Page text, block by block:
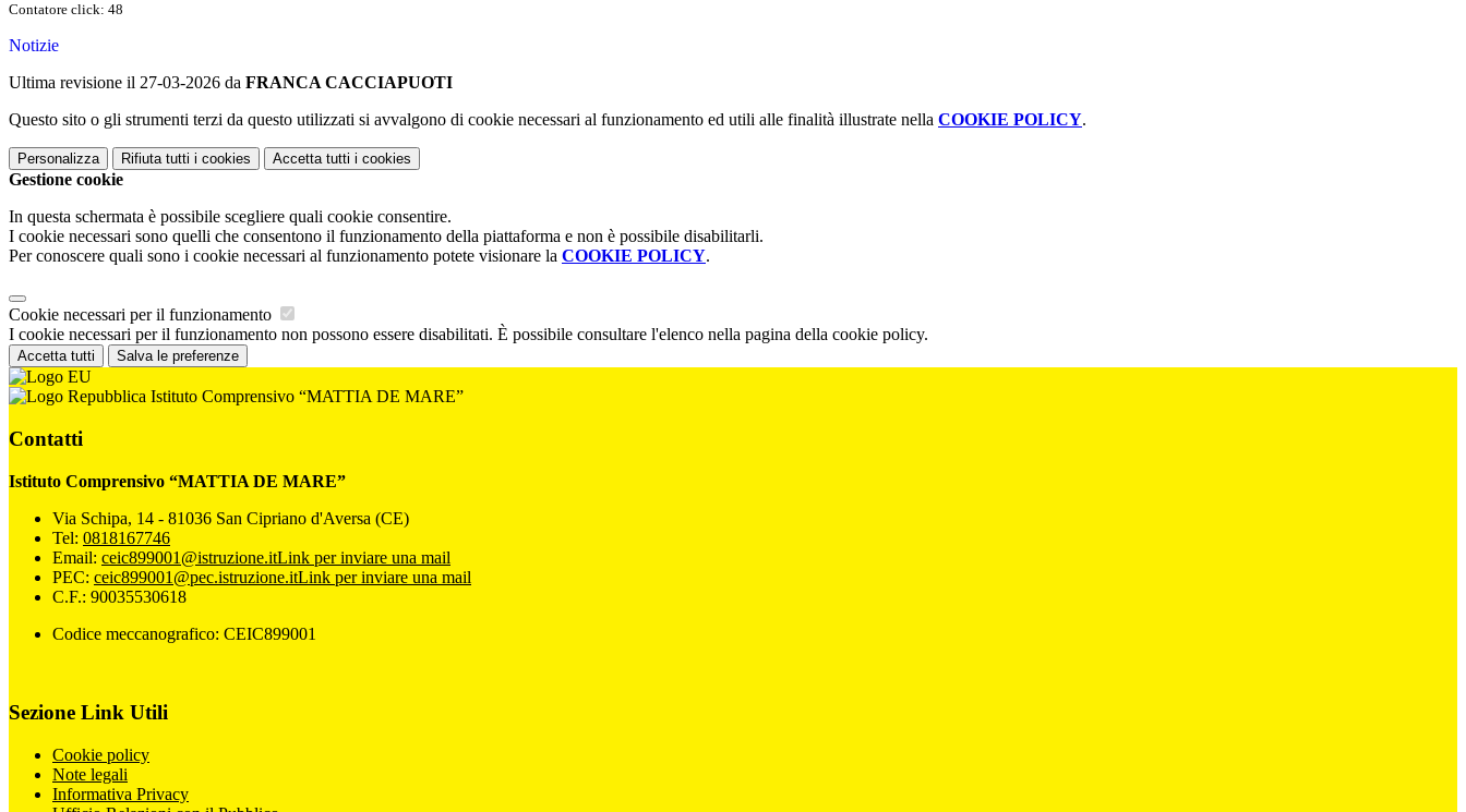
Contatore click: 48
Notizie
Ultima revisione il 27-03-2026 da FRANCA CACCIAPUOTI
Questo sito o gli strumenti terzi da questo utilizzati si avvalgono di cookie necessari al funzionamento ed utili alle finalità illustrate nella COOKIE POLICY.
Personalizza Rifiuta tutti i cookies Accetta tutti i cookies
Gestione cookie
In questa schermata è possibile scegliere quali cookie consentire.
I cookie necessari sono quelli che consentono il funzionamento della piattaforma e non è possibile disabilitarli.
Per conoscere quali sono i cookie necessari al funzionamento potete visionare la COOKIE POLICY.
Cookie necessari per il funzionamento
I cookie necessari per il funzionamento non possono essere disabilitati. È possibile consultare l'elenco nella pagina della cookie policy.
Accetta tutti Salva le preferenze
Istituto Comprensivo “MATTIA DE MARE”
Contatti
Istituto Comprensivo “MATTIA DE MARE”
Via Schipa, 14 - 81036 San Cipriano d'Aversa (CE)
Tel: 0818167746
Email: ceic899001@istruzione.itLink per inviare una mail
PEC: ceic899001@pec.istruzione.itLink per inviare una mail
C.F.: 90035530618
Codice meccanografico: CEIC899001
Sezione Link Utili
Cookie policy
Note legali
Informativa Privacy